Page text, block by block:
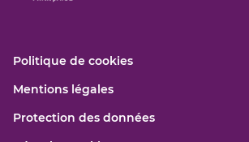
Politique de cookies(ouvre
fenêtre)
Mentions légales(ouvre
une
Protection des données(ouvre